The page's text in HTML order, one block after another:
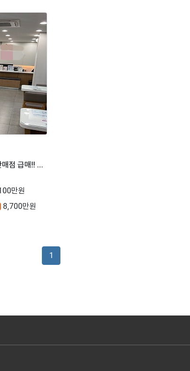
대로변 코너에 위치한 1층 휴대폰판매점 급매!! 석남역 도보 5분!!
만원
8,700만원
1